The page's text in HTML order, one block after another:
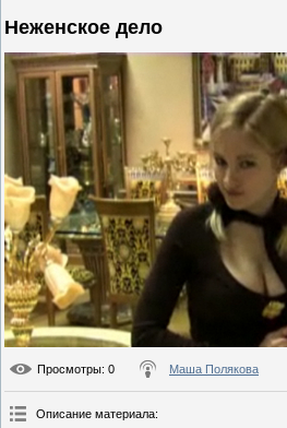
Неженское дело
Просмотры: 0 Маша Полякова
Описание материала: